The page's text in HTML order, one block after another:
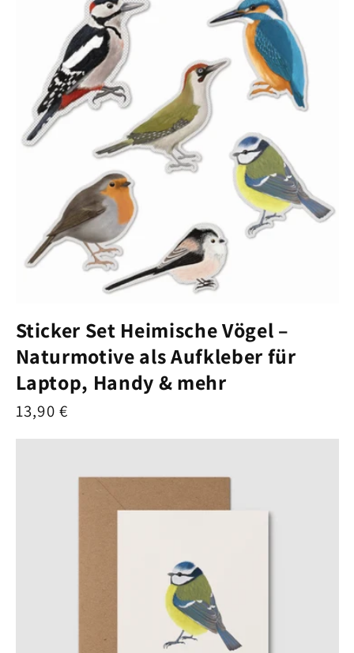
Sticker Set Heimische Vögel –
Naturmotive als Aufkleber für
Laptop, Handy & mehr
Normaler
13,90 €